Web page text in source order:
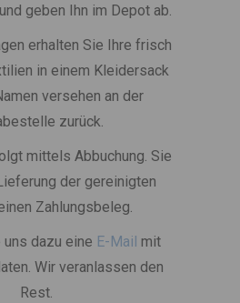
geben Ihn im Depot ab.
erhalten Sie Ihre frisch
in einem Kleidersack
versehen an der
zurück.
mittels Abbuchung. Sie
der gereinigten
Zahlungsbeleg.
dazu eine E-Mail mit
Wir veranlassen den
Rest.